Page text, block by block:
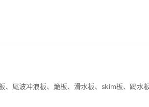
尾波冲浪板、跪板、滑水板、skim板、踢水板